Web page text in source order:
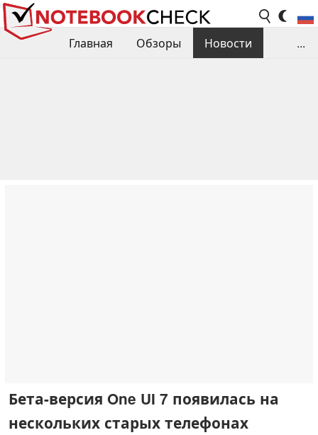
Главная Обзоры
Новости
...
Бета-версия One UI 7 появилась на
нескольких старых телефонах